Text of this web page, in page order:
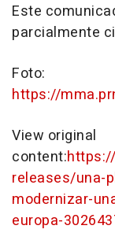
Este
parcialmente
Foto:
https://
View original
content:
releases/una-
modernizar-
europa-